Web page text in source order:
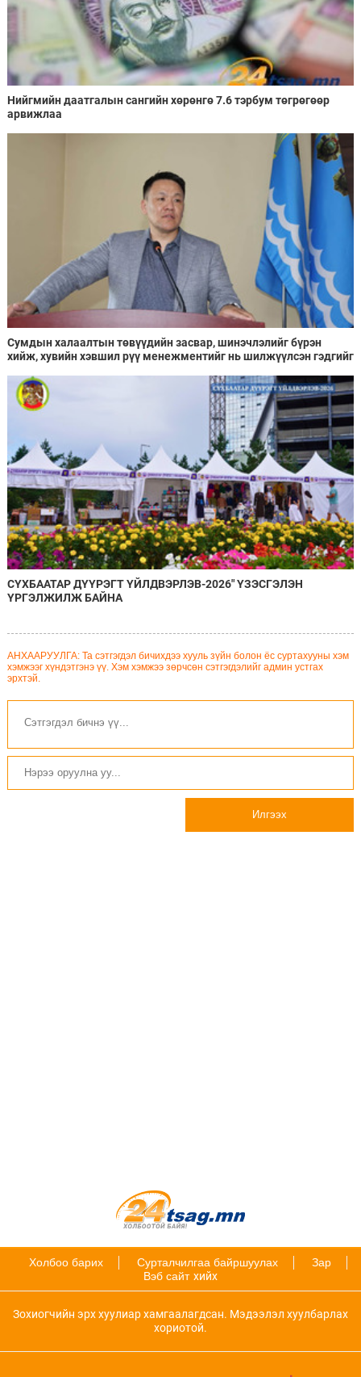
Нийгмийн даатгалын сангийн хөрөнгө 7.6 тэрбум төгрөгөөр
арвижлаа
Сумдын халаалтын төвүүдийн засвар, шинэчлэлийг бүрэн
хийж, хувийн хэвшил рүү менежментийг нь шилжүүлсэн гэдгийг
СҮХБААТАР ДҮҮРЭГТ ҮЙЛДВЭРЛЭВ-2026" ҮЗЭСГЭЛЭН
ҮРГЭЛЖИЛЖ БАЙНА
АНХААРУУЛГА: Та сэтгэгдэл бичихдээ хууль зүйн болон ёс суртахууны хэм
хэмжээг хүндэтгэнэ үү. Хэм хэмжээ зөрчсөн сэтгэгдэлийг админ устгах
эрхтэй.
Илгээх
Холбоо барих Сурталчилгаа байршуулах
Зар
Вэб сайт хийх
Зохиогчийн эрх хуулиар хамгаалагдсан. Мэдээлэл хуулбарлах
хориотой.